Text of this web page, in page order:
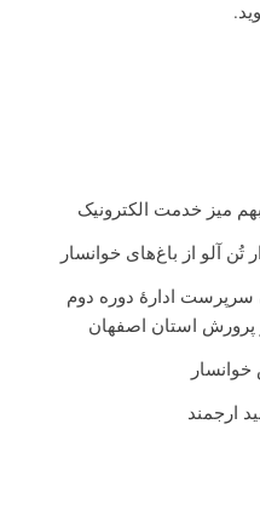
.
میز خدمت الکترونیک
آلو از باغ‌های خوانسار
سرپرست ادارۀ دوره دوم
پرورش استان اصفهان
ارجمند